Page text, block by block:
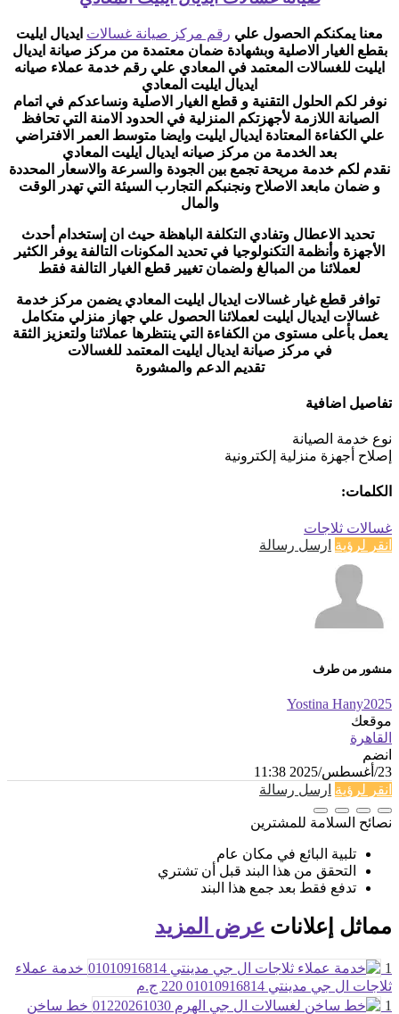
معنا يمكنكم الحصول علي رقم مركز صيانة غسالات ايديال ايليت
بقطع الغيار الاصلية وبشهادة ضمان معتمدة من مركز صيانة ايديال
ايليت للغسالات المعتمد في المعادي علي رقم خدمة عملاء صيانه
ايديال ايليت المعادي
نوفر لكم الحلول التقنية و قطع الغيار الاصلية ونساعدكم في اتمام
الصيانة اللازمة لأجهزتكم المنزلية في الحدود الامنة التي تحافظ
علي الكفاءة المعتادة ايديال ايليت وايضا متوسط العمر الافتراضي
بعد الخدمة من مركز صيانه ايديال ايليت المعادي
نقدم لكم خدمة مريحة تجمع بين الجودة والسرعة والاسعار المحددة
و ضمان مابعد الاصلاح ونجنبكم التجارب السيئة التي تهدر الوقت
والمال
تحديد الاعطال وتفادي التكلفة الباهظة حيث ان إستخدام أحدث
الأجهزة وأنظمة التكنولوجيا في تحديد المكونات التالفة يوفر الكثير
لعملائنا من المبالغ ولضمان تغيير قطع الغيار التالفة فقط
توافر قطع غيار غسالات ايديال ايليت المعادي يضمن مركز خدمة
غسالات ايديال ايليت لعملائنا الحصول علي جهاز منزلي متكامل
يعمل بأعلى مستوى من الكفاءة التي ينتظرها عملائنا ولتعزيز الثقة
في مركز صيانة ايديال ايليت المعتمد للغسالات
تقديم الدعم والمشورة
تفاصيل اضافية
نوع خدمة الصيانة
إصلاح أجهزة منزلية إلكترونية
الكلمات:
غسالات ثلاجات
انقر لرؤية ارسل رسالة
منشور من طرف
Yostina Hany2025
موقعك
القاهرة
انضم
23/أغسطس/2025 11:38
انقر لرؤية ارسل رسالة
نصائح السلامة للمشترين
تلبية البائع في مكان عام
التحقق من هذا البند قبل أن تشتري
تدفع فقط بعد جمع هذا البند
مماثل إعلانات عرض المزيد
1
خدمة عملاء
ثلاجات ال جي مدينتي 01010916814
220 ج.م
1
خط ساخن